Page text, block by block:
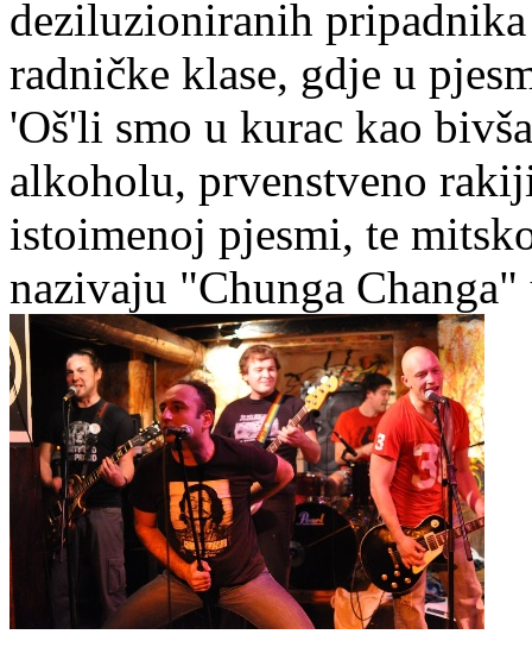
deziluzioniranih
radničke klase, gdje u
'Oš'li smo u kurac kao
alkoholu, prvenstveno
istoimenoj pjesmi, te
nazivaju "Chunga